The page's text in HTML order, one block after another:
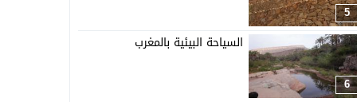
5
6
السياحة البيئية بالمغرب